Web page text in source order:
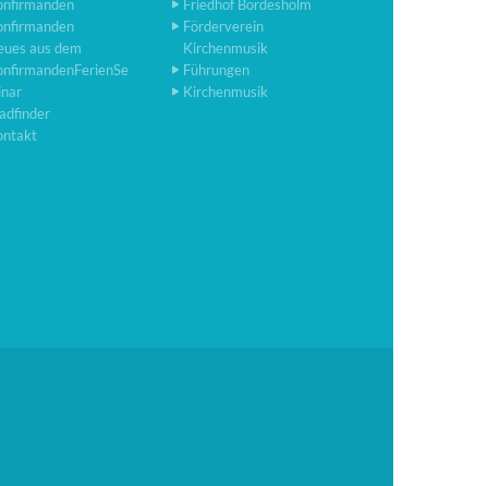
aus dem
Friedhof Bordesholm
Förderverein
Kirchenmusik
Führungen
Kirchenmusik